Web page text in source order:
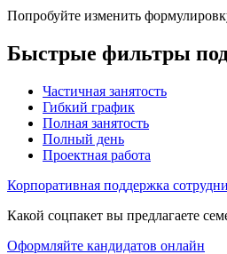
Попробуйте изменить
Быстрые фильтры
Частичная занятость
Гибкий график
Полная занятость
Полный день
Проектная работа
Корпоративная поддержка
Какой соцпакет вы предлагаете
Оформляйте кандидатов онлайн